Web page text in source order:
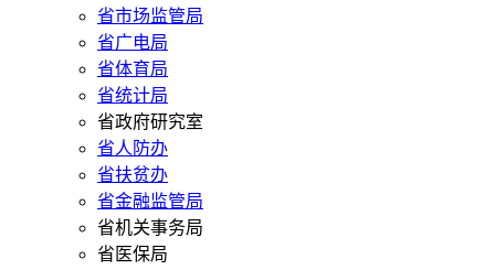
省市场监管局
省广电局
省体育局
省统计局
省政府研究室
省人防办
省扶贫办
省金融监管局
省机关事务局
省医保局